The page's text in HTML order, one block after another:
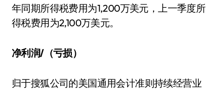
年同期所得税费用为1,200万美元，上一季度所
得税费用为2,100万美元。
净利润/（亏损）
归于搜狐公司的美国通用会计准则持续经营业